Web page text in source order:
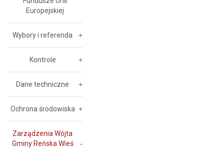
Europejskiej
Wybory i referenda
Kontrole
Dane techniczne
Ochrona środowiska
Zarządzenia Wójta
Gminy Reńska Wieś